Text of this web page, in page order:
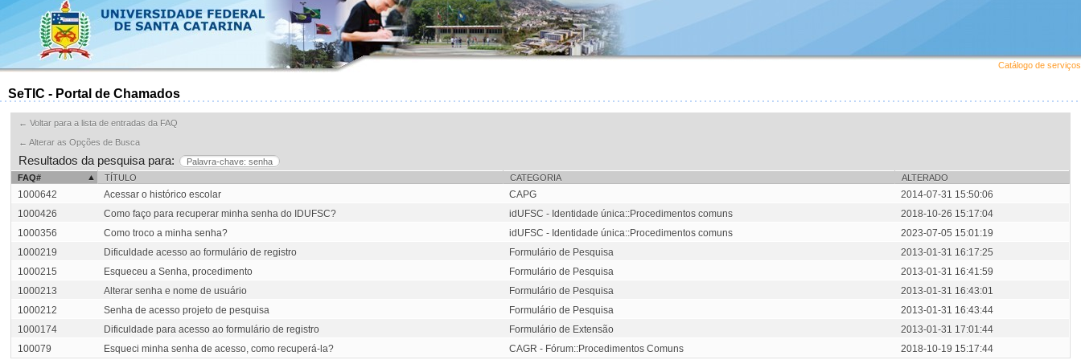
Catálogo de serviços
SeTIC - Portal de Chamados
← Voltar para a lista de entradas da FAQ
← Alterar as Opções de Busca
Resultados da pesquisa para:
Palavra-chave: senha
FAQ#
TÍTULO CATEGORIA ALTERADO
1000642 Acessar o histórico escolar CAPG
2014-07-31 15:50:06
1000426
Como faço para recuperar minha senha do IDUFSC? idUFSC - Identidade única::Procedimentos comuns
2018-10-26 15:17:04
1000356
Como troco a minha senha? idUFSC - Identidade única::Procedimentos comuns
2023-07-05 15:01:19
1000219
Dificuldade acesso ao formulário de registro Formulário de Pesquisa
2013-01-31 16:17:25
1000215
Esqueceu a Senha, procedimento Formulário de Pesquisa
2013-01-31 16:41:59
1000213
Alterar senha e nome de usuário Formulário de Pesquisa
2013-01-31 16:43:01
1000212
Senha de acesso projeto de pesquisa Formulário de Pesquisa
2013-01-31 16:43:44
1000174
Dificuldade para acesso ao formulário de registro Formulário de Extensão
2013-01-31 17:01:44
100079
Esqueci minha senha de acesso, como recuperá-la? CAGR - Fórum::Procedimentos Comuns 2018-10-19 15:17:44